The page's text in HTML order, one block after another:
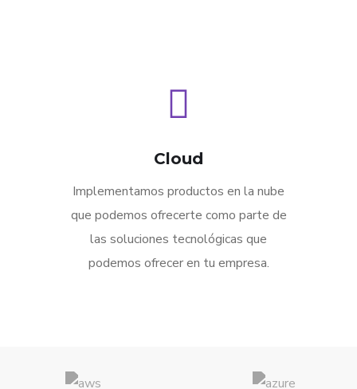
Cloud
Implementamos productos en la nube
que podemos ofrecerte como parte de
las soluciones tecnológicas que
podemos ofrecer en tu empresa.